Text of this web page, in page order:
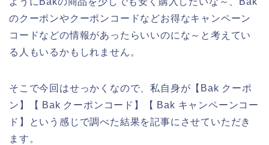
のクーポンやクーポンコードなどお得なキャンペーン
コードなどの情報があったらいいのにな～と考えてい
る人もいるかもしれません。
そこで今回はせっかくなので、私自身が【Bak クーポ
ン】【 Bak クーポンコード】【 Bak キャンペーンコー
ド】という感じで調べた結果を記事にさせていただき
ます。